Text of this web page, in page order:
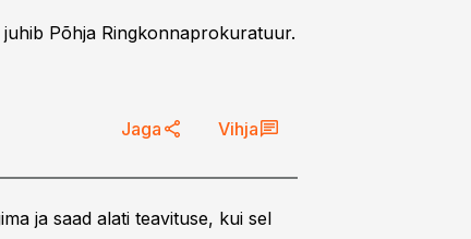
Põhja Ringkonnaprokuratuur.
Jaga Vihja
ja saad alati teavituse, kui sel